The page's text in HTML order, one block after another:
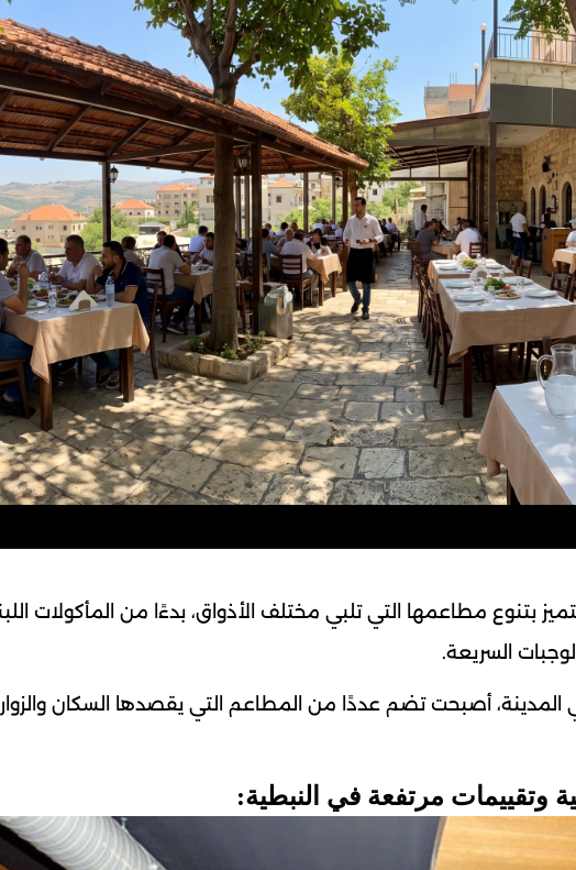
بتنوع مطاعمها التي تلبي مختلف الأذواق، بدءًا من المأكولات
السريعة.
أصبحت تضم عددًا من المطاعم التي يقصدها السكان والزوار
وتقييمات مرتفعة في النبطية: